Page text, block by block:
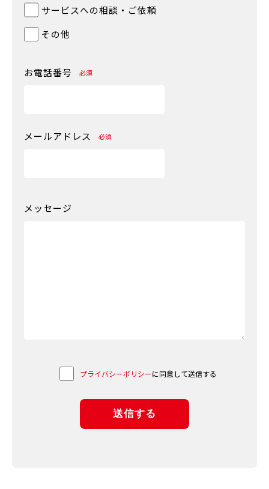
サービスへの相談・ご依頼
その他
お電話番号 必須
メールアドレス 必須
メッセージ
プライバシーポリシーに同意して送信する